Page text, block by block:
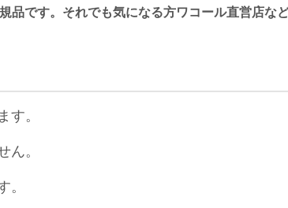
品です。それでも気になる方ワコール直営店な
す。
ん。
。